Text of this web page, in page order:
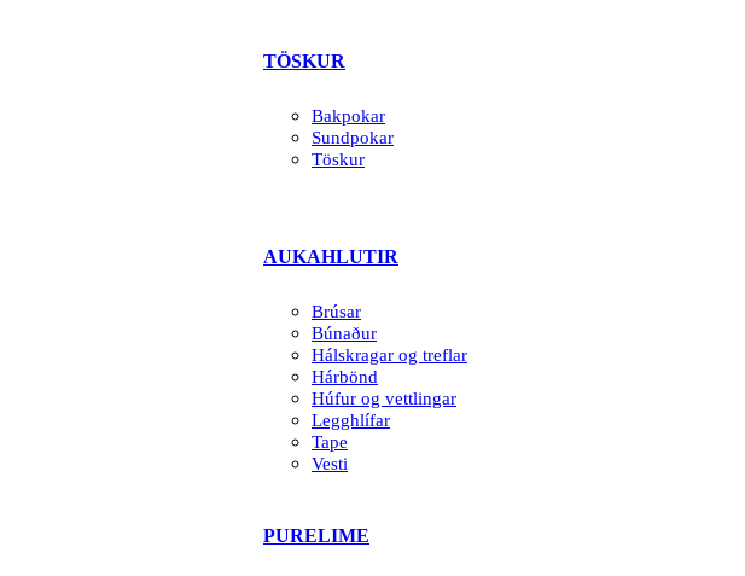
TÖSKUR
Bakpokar
Sundpokar
Töskur
AUKAHLUTIR
Brúsar
Búnaður
Hálskragar og treflar
Hárbönd
Húfur og vettlingar
Legghlífar
Tape
Vesti
PURELIME